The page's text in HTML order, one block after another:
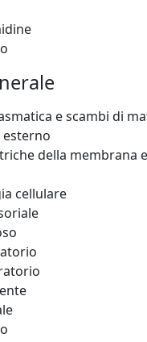
e scambi di
della membrana
cellulare